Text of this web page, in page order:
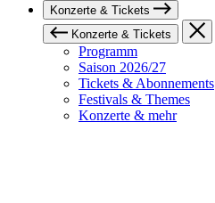
Konzerte & Tickets
Konzerte & Tickets
Programm
Saison 2026/27
Tickets & Abonnements
Festivals & Themes
Konzerte & mehr